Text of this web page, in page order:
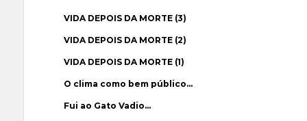
VIDA DEPOIS DA MORTE (3)
VIDA DEPOIS DA MORTE (2)
VIDA DEPOIS DA MORTE (1)
O clima como bem público…
Fui ao Gato Vadio…